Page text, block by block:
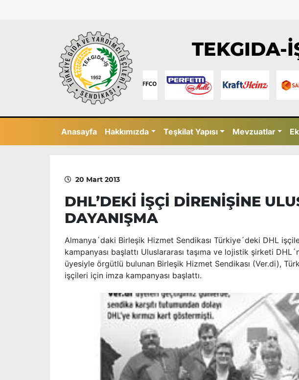
TEKGIDA-
Anasayfa Hakkımızda Teşkilat Yapısı Mevzuatlar
20 Mart 2013
DHL’DEKİ İŞÇİ DİRENİŞİNE
DAYANIŞMA
Almanya´daki Birleşik Hizmet Sendikası Türkiye´deki DHL
kampanyası başlattı Uluslararası taşıma ve lojistik şirketi
üyesiyle örgütlü bulunan Birleşik Hizmet Sendikası (Ver.di),
işçileri için imza kampanyası başlattı.